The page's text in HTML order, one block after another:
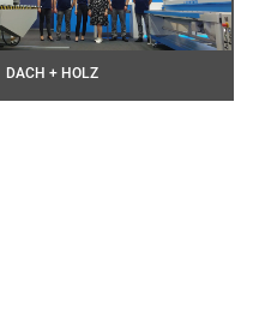
DACH + HOLZ